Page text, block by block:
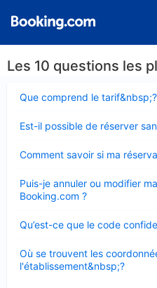
Les 10 questions les
Que comprend le tarif&nbsp;?
fermé
Est-il possible de réserver
fermé
Comment savoir si ma
fermé
Puis-je annuler ou modifier
Booking.com ?
fermé
Qu’est-ce que le code
fermé
Où se trouvent les
l'établissement&nbsp;?
fermé